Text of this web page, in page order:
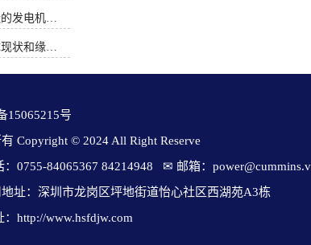
的清洁。
近的清
此进入油
洗发动
31及21针
进气系统
理二、柴
油电控系
，对发动
，不论是
混动技
康明
苛的工业
线、专业
系，形成
电机组必
的环境中
为海洋环
除，并可
”等标准生
发电机
零序电压和迭加电源构造的发电机单相接地保护
发电机不发电的易发故障现状和缘由简述
15065215号
Copyright © 2024 All Right Reserve
0755-84065367 84214948   ✉ 邮箱：
地址：深圳市龙岗区坪地街道怡心社区西湖苑A3栋
http://www.hsfdjw.com